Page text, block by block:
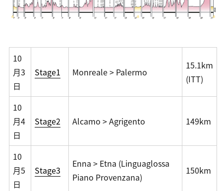
10
月3
日
Stage1 Monreale > Palermo
15.1km
(ITT)
10
月4
日
Stage2 Alcamo > Agrigento 149km
10
月5
日
Stage3
Enna > Etna (Linguaglossa
Piano Provenzana)
150km